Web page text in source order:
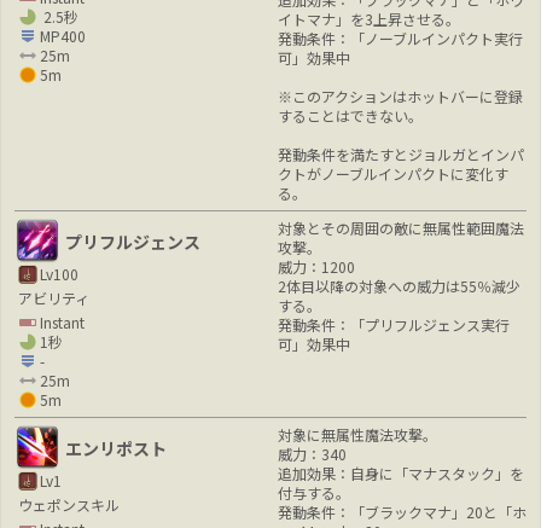
2.5秒
MP400
25m
5m
イトマナ」を3上昇させる。
発動条件：「ノーブルインパクト実行
可」効果中
※このアクションはホットバーに登録
することはできない。
発動条件を満たすとジョルガとインパ
クトがノーブルインパクトに変化す
る。
プリフルジェンス
Lv100
アビリティ
Instant
1秒
-
25m
5m
対象とその周囲の敵に無属性範囲魔法
攻撃。
威力：1200
2体目以降の対象への威力は55％減少
する。
発動条件：「プリフルジェンス実行
可」効果中
エンリポスト
Lv1
ウェポンスキル
対象に無属性魔法攻撃。
威力：340
追加効果：自身に「マナスタック」を
付与する。
発動条件：「ブラックマナ」20と「ホ